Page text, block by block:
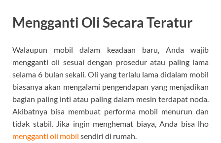
Mengganti Oli Secara Teratur
Walaupun mobil dalam keadaan baru, Anda wajib
mengganti oli sesuai dengan prosedur atau paling lama
selama 6 bulan sekali. Oli yang terlalu lama didalam mobil
biasanya akan mengalami pengendapan yang menjadikan
bagian paling inti atau paling dalam mesin terdapat noda.
Akibatnya bisa membuat performa mobil menurun dan
tidak stabil. Jika ingin menghemat biaya, Anda bisa lho
mengganti oli mobil sendiri di rumah.